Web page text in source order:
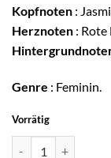
Kopfnoten :
Herznoten :
Genre : Feminin.
Vorrätig